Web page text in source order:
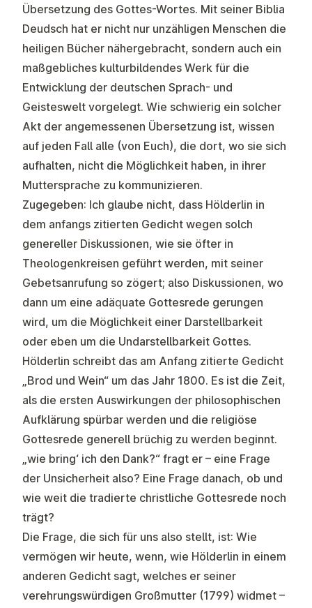
Übersetzung des Gottes-Wortes. Mit seiner Biblia
Deudsch hat er nicht nur unzähligen Menschen die
heiligen Bücher nähergebracht, sondern auch ein
maßgebliches kulturbildendes Werk für die
Entwicklung der deutschen Sprach- und
Geisteswelt vorgelegt. Wie schwierig ein solcher
Akt der angemessenen Übersetzung ist, wissen
auf jeden Fall alle (von Euch), die dort, wo sie sich
aufhalten, nicht die Möglichkeit haben, in ihrer
Muttersprache zu kommunizieren.
Zugegeben: Ich glaube nicht, dass Hölderlin in
dem anfangs zitierten Gedicht wegen solch
genereller Diskussionen, wie sie öfter in
Theologenkreisen geführt werden, mit seiner
Gebetsanrufung so zögert; also Diskussionen, wo
dann um eine adäquate Gottesrede gerungen
wird, um die Möglichkeit einer Darstellbarkeit
oder eben um die Undarstellbarkeit Gottes.
Hölderlin schreibt das am Anfang zitierte Gedicht
„Brod und Wein“ um das Jahr 1800. Es ist die Zeit,
als die ersten Auswirkungen der philosophischen
Aufklärung spürbar werden und die religiöse
Gottesrede generell brüchig zu werden beginnt.
„wie bring‘ ich den Dank?“ fragt er – eine Frage
der Unsicherheit also? Eine Frage danach, ob und
wie weit die tradierte christliche Gottesrede noch
trägt?
Die Frage, die sich für uns also stellt, ist: Wie
vermögen wir heute, wenn, wie Hölderlin in einem
anderen Gedicht sagt, welches er seiner
verehrungswürdigen Großmutter (1799) widmet –